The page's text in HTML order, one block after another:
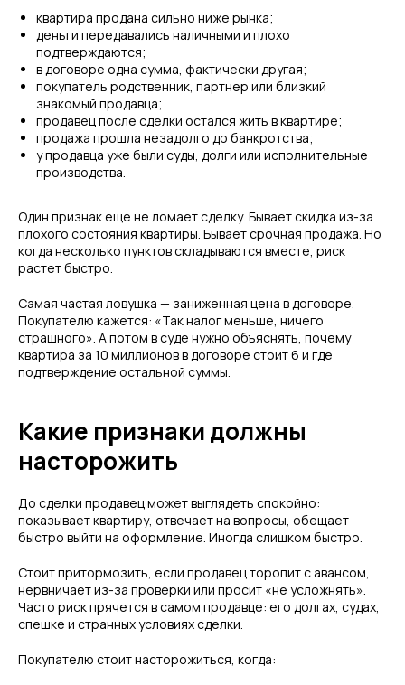
квартира продана сильно ниже рынка;
деньги передавались наличными и плохо
подтверждаются;
в договоре одна сумма, фактически другая;
покупатель родственник, партнер или близкий
знакомый продавца;
продавец после сделки остался жить в квартире;
продажа прошла незадолго до банкротства;
у продавца уже были суды, долги или исполнительные
производства.
Один признак еще не ломает сделку. Бывает скидка из-за
плохого состояния квартиры. Бывает срочная продажа. Но
когда несколько пунктов складываются вместе, риск
растет быстро.
Самая частая ловушка — заниженная цена в договоре.
Покупателю кажется: «Так налог меньше, ничего
страшного». А потом в суде нужно объяснять, почему
квартира за 10 миллионов в договоре стоит 6 и где
подтверждение остальной суммы.
Какие признаки должны
насторожить
До сделки продавец может выглядеть спокойно:
показывает квартиру, отвечает на вопросы, обещает
быстро выйти на оформление. Иногда слишком быстро.
Стоит притормозить, если продавец торопит с авансом,
нервничает из-за проверки или просит «не усложнять».
Часто риск прячется в самом продавце: его долгах, судах,
спешке и странных условиях сделки.
Покупателю стоит насторожиться, когда: